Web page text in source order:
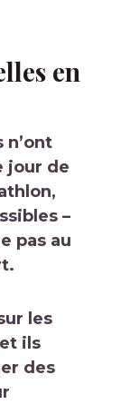
en
n’ont
jour de
–
pas au
les
ils
des